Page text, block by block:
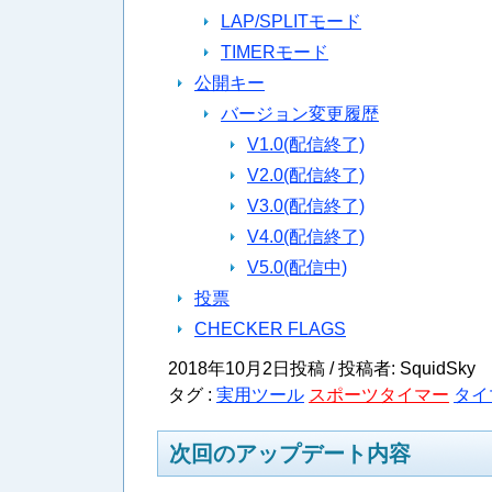
LAP/SPLITモード
TIMERモード
公開キー
バージョン変更履歴
V1.0(配信終了)
V2.0(配信終了)
V3.0(配信終了)
V4.0(配信終了)
V5.0(配信中)
投票
CHECKER FLAGS
2018年10月2日投稿 / 投稿者: SquidSky
タグ : 実用ツール スポーツタイマー タ
次回のアップデート内容